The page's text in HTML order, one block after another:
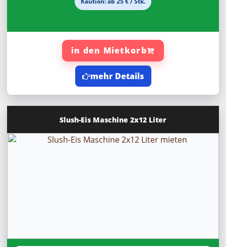
in den Mietkorb
mehr Details
Slush-Eis Maschine 2x12 Liter